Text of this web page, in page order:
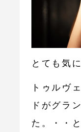
とても気
トゥルヴ
ドがグラ
た。・・